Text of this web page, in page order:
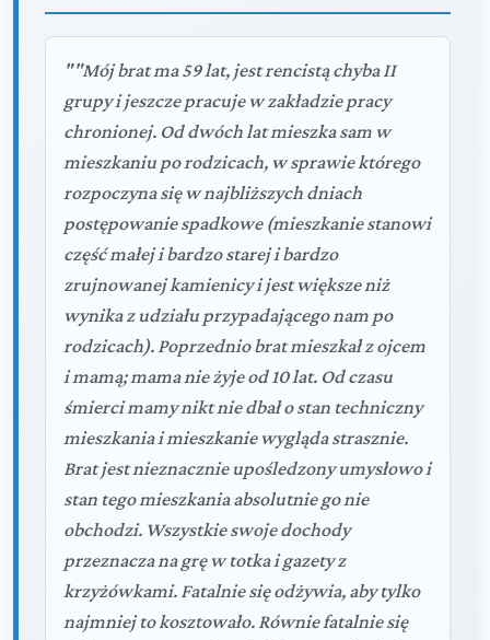
""Mój brat ma 59 lat, jest rencistą chyba II
grupy i jeszcze pracuje w zakładzie pracy
chronionej. Od dwóch lat mieszka sam w
mieszkaniu po rodzicach, w sprawie którego
rozpoczyna się w najbliższych dniach
postępowanie spadkowe (mieszkanie stanowi
część małej i bardzo starej i bardzo
zrujnowanej kamienicy i jest większe niż
wynika z udziału przypadającego nam po
rodzicach). Poprzednio brat mieszkał z ojcem
i mamą; mama nie żyje od 10 lat. Od czasu
śmierci mamy nikt nie dbał o stan techniczny
mieszkania i mieszkanie wygląda strasznie.
Brat jest nieznacznie upośledzony umysłowo i
stan tego mieszkania absolutnie go nie
obchodzi. Wszystkie swoje dochody
przeznacza na grę w totka i gazety z
krzyżówkami. Fatalnie się odżywia, aby tylko
najmniej to kosztowało. Równie fatalnie się